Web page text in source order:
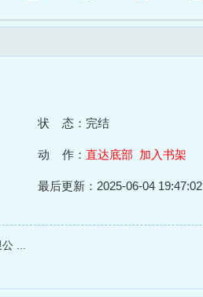
状 态：完结
动 作： 直达底部 加入书架
最后更新：2025-06-04 19:47:02
...